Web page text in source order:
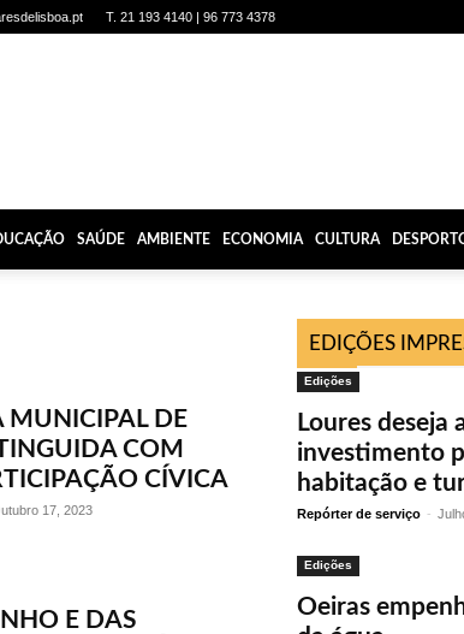
T. 21 193 4140 | 96 773 4378
SAÚDE AMBIENTE ECONOMIA CULTURA
MUNICIPAL DE
COM
CÍVICA
17, 2023
E DAS
EDIÇÕES
Edições
Loures deseja
investimento
habitação e
Repórter de serviço -
Edições
Oeiras